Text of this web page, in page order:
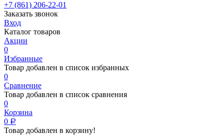
+7 (861) 206-22-01
Заказать звонок
Вход
Каталог товаров
Акции
0
Избранные
Товар добавлен в список избранных
0
Сравнение
Товар добавлен в список сравнения
0
Корзина
0 Р
Товар добавлен в корзину!